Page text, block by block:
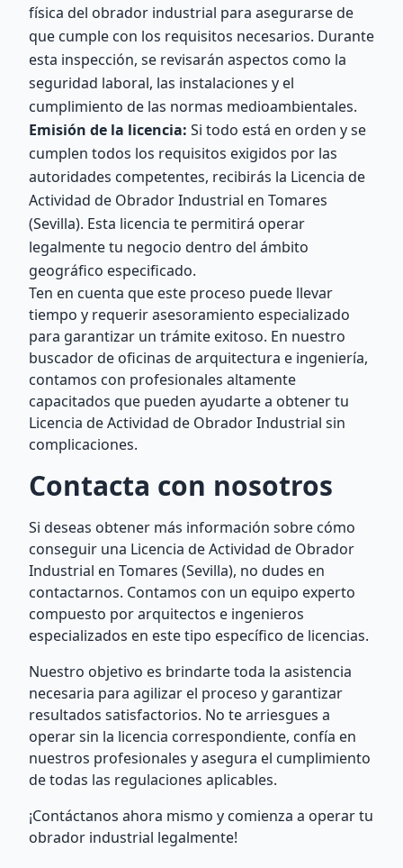
física del obrador industrial para asegurarse de
que cumple con los requisitos necesarios. Durante
esta inspección, se revisarán aspectos como la
seguridad laboral, las instalaciones y el
cumplimiento de las normas medioambientales.
Emisión de la licencia: Si todo está en orden y se
cumplen todos los requisitos exigidos por las
autoridades competentes, recibirás la Licencia de
Actividad de Obrador Industrial en Tomares
(Sevilla). Esta licencia te permitirá operar
legalmente tu negocio dentro del ámbito
geográfico especificado.
Ten en cuenta que este proceso puede llevar
tiempo y requerir asesoramiento especializado
para garantizar un trámite exitoso. En nuestro
buscador de oficinas de arquitectura e ingeniería,
contamos con profesionales altamente
capacitados que pueden ayudarte a obtener tu
Licencia de Actividad de Obrador Industrial sin
complicaciones.
Contacta con nosotros
Si deseas obtener más información sobre cómo
conseguir una Licencia de Actividad de Obrador
Industrial en Tomares (Sevilla), no dudes en
contactarnos. Contamos con un equipo experto
compuesto por arquitectos e ingenieros
especializados en este tipo específico de licencias.
Nuestro objetivo es brindarte toda la asistencia
necesaria para agilizar el proceso y garantizar
resultados satisfactorios. No te arriesgues a
operar sin la licencia correspondiente, confía en
nuestros profesionales y asegura el cumplimiento
de todas las regulaciones aplicables.
¡Contáctanos ahora mismo y comienza a operar tu
obrador industrial legalmente!